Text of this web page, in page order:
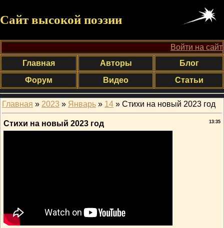
Сайт высокой поэзии
Войти на сайт
Главная
Авторы
Блог
Форум
Видео Статьи
Главная » 2023 » Январь » 14 » Стихи на новый 2023 год
13:35
Стихи на новый 2023 год